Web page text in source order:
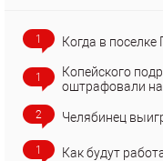
1 Когда в
1
Копейского
оштрафовали
2 Челябинец
1 Как будут